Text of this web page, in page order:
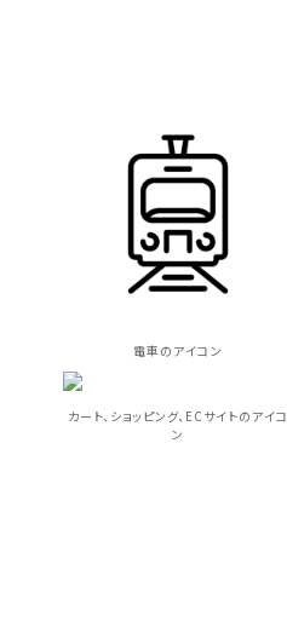
電車のアイコン
カート、ショッピング、ECサイトのアイコ
ン